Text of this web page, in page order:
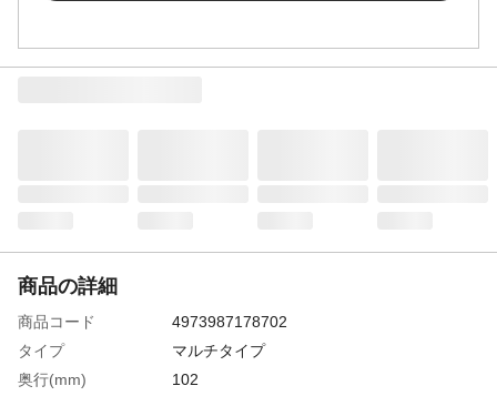
商品の詳細
商品コード
4973987178702
タイプ
マルチタイプ
奥行(mm)
102